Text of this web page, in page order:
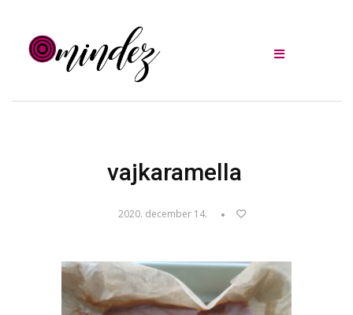
vajkaramella
2020. december 14.